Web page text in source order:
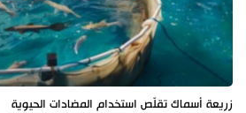
زريعة أسماك تقلّص استخدام المضادات الحيوية